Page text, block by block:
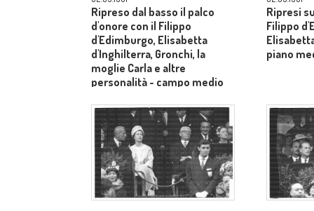
Ripreso dal basso il palco
d'onore con il Filippo
d'Edimburgo, Elisabetta
d'Inghilterra, Gronchi, la
moglie Carla e altre
personalità - campo medio
Ripresi
Filippo
piano